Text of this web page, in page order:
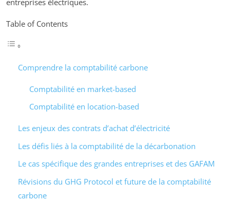
Table of Contents
Comprendre la comptabilité carbone
Comptabilité en market-based
Comptabilité en location-based
Les enjeux des contrats d’achat d’électricité
Les défis liés à la comptabilité de la décarbonation
Le cas spécifique des grandes entreprises et des GAFAM
Révisions du GHG Protocol et future de la comptabilité
carbone